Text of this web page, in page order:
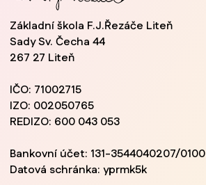
Základní škola F.J.Řezáče Liteň
Sady Sv. Čecha 44
267 27 Liteň
IČO: 71002715
IZO: 002050765
REDIZO: 600 043 053
Bankovní účet: 131-3544040207/0100
Datová schránka: yprmk5k